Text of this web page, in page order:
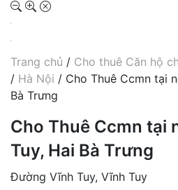
Trang chủ / Cho thuê Căn hộ
/ Hà Nội / Cho Thuê Ccmn tại
Bà Trưng
Cho Thuê Ccmn tại
Tuy, Hai Bà Trưng
Đường Vĩnh Tuy, Vĩnh Tuy